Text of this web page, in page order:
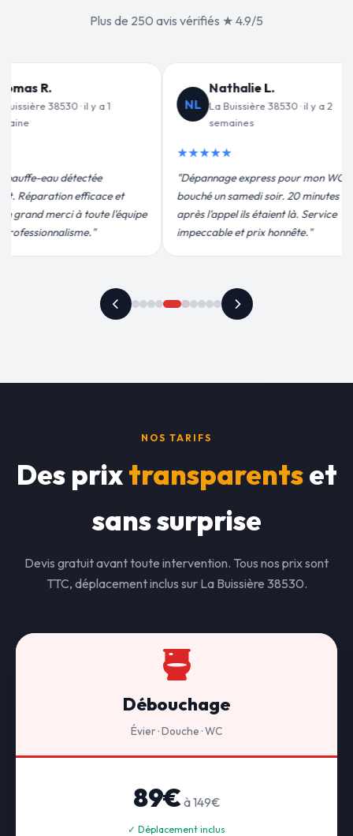
Plus de 250 avis vérifiés ★ 4.9/5
L.
38530 · il y a 2
pour mon WC
soir. 20 minutes
là. Service
honnête."
Jean-François C.
La Buissière 38530 · il y a 3
semaines
★★★★★
"Remplacement de mon chauffe-eau en
moins de 2h. Équipe très pro, devis
conforme, chantier propre. Je
recommande vivement."
NOS TARIFS
Des prixtransparentset
sans surprise
Devis gratuit avant toute intervention. Tous nos prix sont
TTC, déplacement inclus sur La Buissière 38530.
Débouchage
Évier · Douche · WC
89€ à 149€
✓ Déplacement inclus